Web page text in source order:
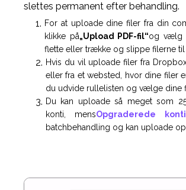
slettes permanent efter behandling.
For at uploade dine filer fra din
klikke på„Upload PDF-fil“og vælg
flette eller trække og slippe filerne til
Hvis du vil uploade filer fra
eller fra et websted, hvor dine filer
du udvide rullelisten og vælge dine
Du kan uploade så meget som
konti, mensOpgraderede konti
batchbehandling og kan uploade op